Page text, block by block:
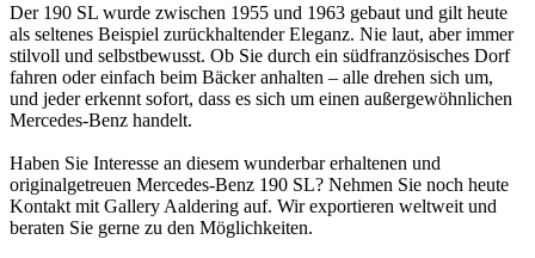
Der 190 SL wurde zwischen 1955 und 1963 gebaut und gilt heute
als seltenes Beispiel zurückhaltender Eleganz. Nie laut, aber immer
stilvoll und selbstbewusst. Ob Sie durch ein südfranzösisches Dorf
fahren oder einfach beim Bäcker anhalten – alle drehen sich um,
und jeder erkennt sofort, dass es sich um einen außergewöhnlichen
Mercedes-Benz handelt.
Haben Sie Interesse an diesem wunderbar erhaltenen und
originalgetreuen Mercedes-Benz 190 SL? Nehmen Sie noch heute
Kontakt mit Gallery Aaldering auf. Wir exportieren weltweit und
beraten Sie gerne zu den Möglichkeiten.